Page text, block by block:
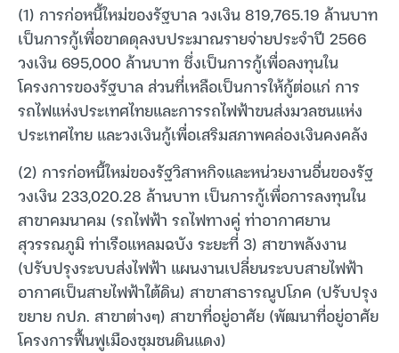
(1) การก่อหนี้ใหม่ของรัฐบาล วงเงิน 819,765.19 ล้านบาท
เป็นการกู้เพื่อขาดดุลงบประมาณรายจ่ายประจำปี 2566
วงเงิน 695,000 ล้านบาท ซึ่งเป็นการกู้เพื่อลงทุนใน
โครงการของรัฐบาล ส่วนที่เหลือเป็นการให้กู้ต่อแก่ การ
รถไฟแห่งประเทศไทยและการรถไฟฟ้าขนส่งมวลชนแห่ง
ประเทศไทย และวงเงินกู้เพื่อเสริมสภาพคล่องเงินคงคลัง
(2) การก่อหนี้ใหม่ของรัฐวิสาหกิจและหน่วยงานอื่นของรัฐ
วงเงิน 233,020.28 ล้านบาท เป็นการกู้เพื่อการลงทุนใน
สาขาคมนาคม (รถไฟฟ้า รถไฟทางคู่ ท่าอากาศยาน
สุวรรณภูมิ ท่าเรือแหลมฉบัง ระยะที่ 3) สาขาพลังงาน
(ปรับปรุงระบบส่งไฟฟ้า แผนงานเปลี่ยนระบบสายไฟฟ้า
อากาศเป็นสายไฟฟ้าใต้ดิน) สาขาสาธารณูปโภค (ปรับปรุง
ขยาย กปภ. สาขาต่างๆ) สาขาที่อยู่อาศัย (พัฒนาที่อยู่อาศัย
โครงการฟื้นฟูเมืองชุมชนดินแดง)